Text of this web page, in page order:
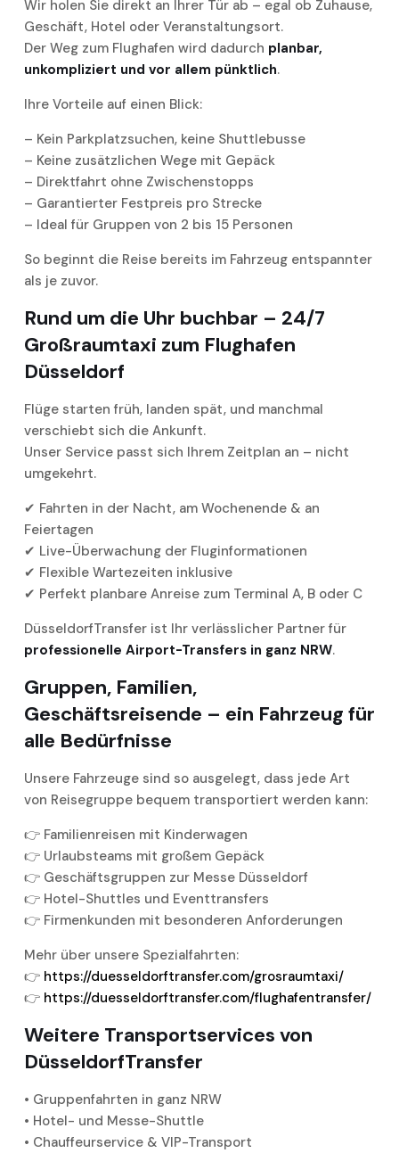
Wir holen Sie direkt an Ihrer Tür ab – egal ob Zuhause,
Geschäft, Hotel oder Veranstaltungsort.
Der Weg zum Flughafen wird dadurch planbar,
unkompliziert und vor allem pünktlich.
Ihre Vorteile auf einen Blick:
– Kein Parkplatzsuchen, keine Shuttlebusse
– Keine zusätzlichen Wege mit Gepäck
– Direktfahrt ohne Zwischenstopps
– Garantierter Festpreis pro Strecke
– Ideal für Gruppen von 2 bis 15 Personen
So beginnt die Reise bereits im Fahrzeug entspannter
als je zuvor.
Rund um die Uhr buchbar – 24/7
Großraumtaxi zum Flughafen
Düsseldorf
Flüge starten früh, landen spät, und manchmal
verschiebt sich die Ankunft.
Unser Service passt sich Ihrem Zeitplan an – nicht
umgekehrt.
✔ Fahrten in der Nacht, am Wochenende & an
Feiertagen
✔ Live-Überwachung der Fluginformationen
✔ Flexible Wartezeiten inklusive
✔ Perfekt planbare Anreise zum Terminal A, B oder C
DüsseldorfTransfer ist Ihr verlässlicher Partner für
professionelle Airport-Transfers in ganz NRW.
Gruppen, Familien,
Geschäftsreisende – ein Fahrzeug für
alle Bedürfnisse
Unsere Fahrzeuge sind so ausgelegt, dass jede Art
von Reisegruppe bequem transportiert werden kann:
👉 Familienreisen mit Kinderwagen
👉 Urlaubsteams mit großem Gepäck
👉 Geschäftsgruppen zur Messe Düsseldorf
👉 Hotel-Shuttles und Eventtransfers
👉 Firmenkunden mit besonderen Anforderungen
Mehr über unsere Spezialfahrten:
👉 https://duesseldorftransfer.com/grosraumtaxi/
👉 https://duesseldorftransfer.com/flughafentransfer/
Weitere Transportservices von
DüsseldorfTransfer
• Gruppenfahrten in ganz NRW
• Hotel- und Messe-Shuttle
• Chauffeurservice & VIP-Transport